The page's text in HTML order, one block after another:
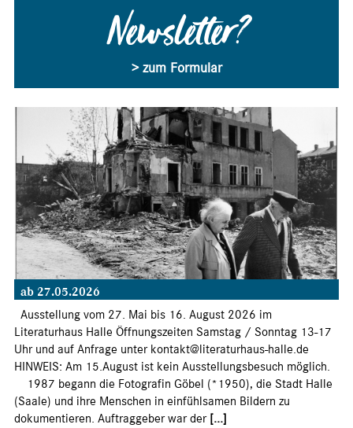
Newsletter?
> zum Formular
ab 27.05.2026
Ausstellung vom 27. Mai bis 16. August 2026 im
Literaturhaus Halle Öffnungszeiten Samstag / Sonntag 13-17
Uhr und auf Anfrage unter kontakt@literaturhaus-halle.de
HINWEIS: Am 15.August ist kein Ausstellungsbesuch möglich.
1987 begann die Fotografin Göbel (*1950), die Stadt Halle
(Saale) und ihre Menschen in einfühlsamen Bildern zu
dokumentieren. Auftraggeber war der [...]